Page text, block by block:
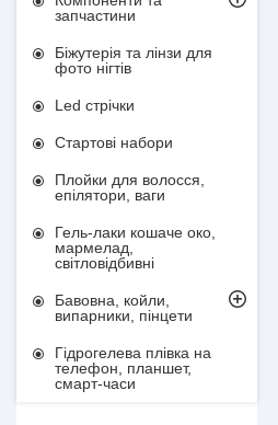
запчастини
Біжутерія та лінзи для
фото нігтів
Led стрічки
Стартові набори
Плойки для волосся,
епілятори, ваги
Гель-лаки кошаче око,
мармелад,
світловідбивні
Бавовна, койли,
випарники, пінцети
Гідрогелева плівка на
телефон, планшет,
смарт-часи